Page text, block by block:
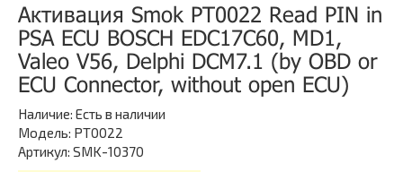
Активация Smok PT0022 Read PIN in
PSA ECU BOSCH EDC17C60, MD1,
Valeo V56, Delphi DCM7.1 (by OBD or
ECU Connector, without open ECU)
Наличие: Есть в наличии
Модель: PT0022
Артикул: SMK-10370